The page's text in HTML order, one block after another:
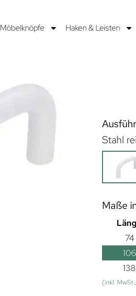
Möbelknöpfe Haken & Leisten
Stahl
Maße
74
106
138
(inkl.